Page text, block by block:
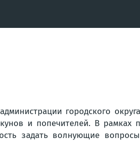
городского
и попечителей. В рамках
задать волнующие